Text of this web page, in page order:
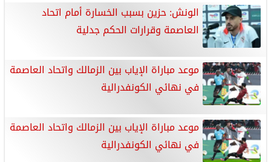
الونش: حزين بسبب الخسارة أمام اتحاد
العاصمة وقرارات الحكم جدلية
موعد مباراة الإياب بين الزمالك واتحاد العاصمة
في نهائي الكونفدرالية
موعد مباراة الإياب بين الزمالك واتحاد العاصمة
في نهائي الكونفدرالية